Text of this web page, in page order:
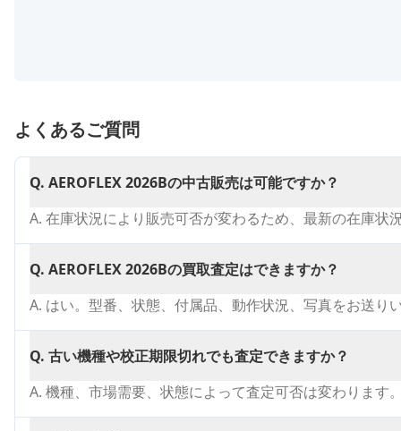
よくあるご質問
Q. AEROFLEX 2026Bの中古販売は可能ですか？
A. 在庫状況により販売可否が変わるため、最新の在庫状
Q. AEROFLEX 2026Bの買取査定はできますか？
A. はい。型番、状態、付属品、動作状況、写真をお送
Q. 古い機種や校正期限切れでも査定できますか？
A. 機種、市場需要、状態によって査定可否は変わります